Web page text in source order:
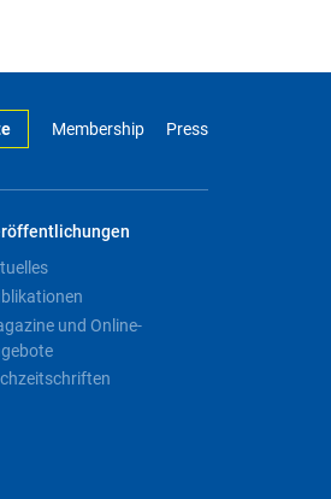
Membership Press
und Online-